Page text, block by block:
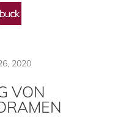
2020
VON